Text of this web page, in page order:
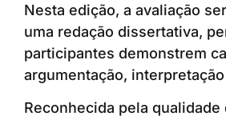
Nesta edição, a avaliação
uma redação dissertativa,
participantes demonstrem
argumentação,
Reconhecida pela qualidade